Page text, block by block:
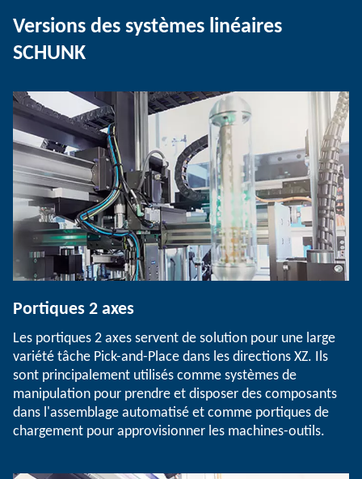
Versions des systèmes linéaires
SCHUNK
Portiques 2 axes
Les portiques 2 axes servent de solution pour une large
variété tâche Pick-and-Place dans les directions XZ. Ils
sont principalement utilisés comme systèmes de
manipulation pour prendre et disposer des composants
dans l'assemblage automatisé et comme portiques de
chargement pour approvisionner les machines-outils.